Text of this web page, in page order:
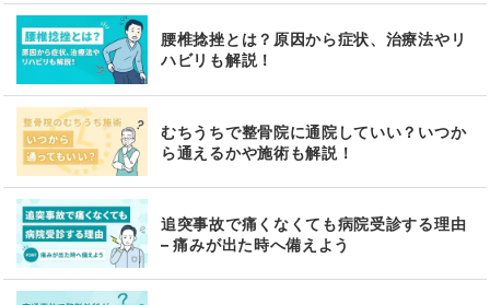
腰椎捻挫とは？原因から症状、治療法やリ
ハビリも解説！
むちうちで整骨院に通院していい？いつか
ら通えるかや施術も解説！
追突事故で痛くなくても病院受診する理由
– 痛みが出た時へ備えよう